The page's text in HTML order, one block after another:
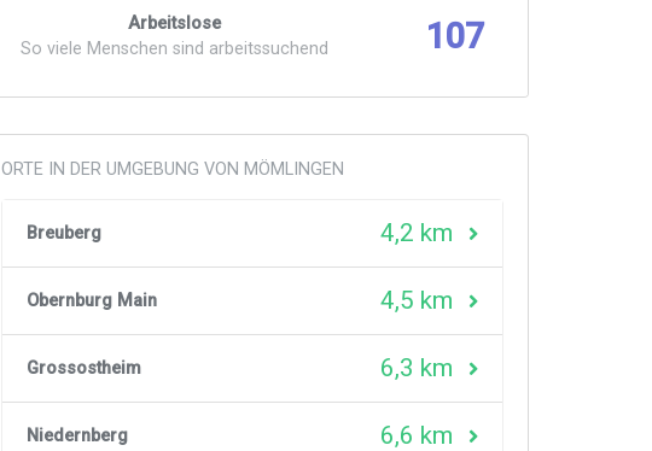
Arbeitslose
So viele Menschen sind arbeitssuchend
107
ORTE IN DER UMGEBUNG VON MÖMLINGEN
Breuberg 4,2 km
Obernburg Main 4,5 km
Grossostheim 6,3 km
Niedernberg 6,6 km